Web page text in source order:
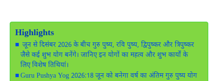
Highlights
जून से दिसंबर 2026 के बीच गुरु पुष्य, रवि पुष्य, द्विपुष्कर और त्रिपुष्कर
जैसे कई शुभ योग बनेंगे। जानिए इन योगों का महत्व और शुभ कार्यों के
लिए विशेष तिथियां।
Guru Pushya Yog 2026:18 जून को बनेगा वर्ष का अंतिम गुरु पुष्य योग